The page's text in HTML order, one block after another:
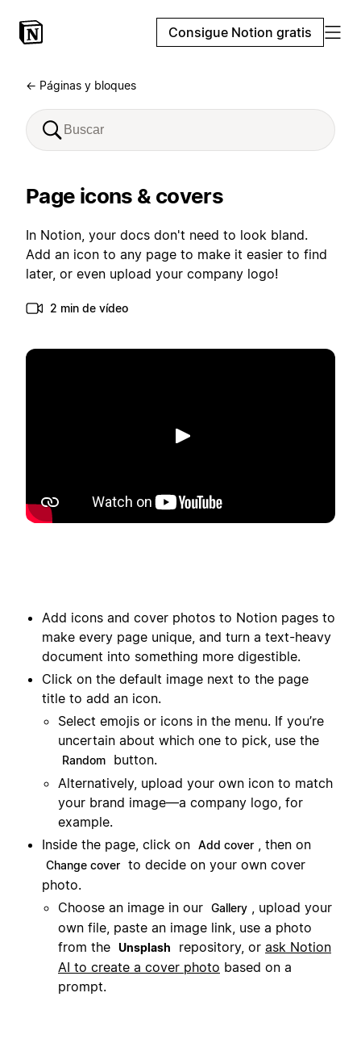
Consigue Notion gratis
← Páginas y bloques
Page icons & covers
In Notion, your docs don't need to look bland.
Add an icon to any page to make it easier to find
later, or even upload your company logo!
2 min de vídeo
Reproducir
Add icons and cover photos to Notion pages to
make every page unique, and turn a text-heavy
document into something more digestible.
Click on the default image next to the page
title to add an icon.
Select emojis or icons in the menu. If you’re
uncertain about which one to pick, use the
Random
button.
Alternatively, upload your own icon to match
your brand image—a company logo, for
example.
Inside the page, click on Add cover , then on
Change cover to decide on your own cover
photo.
Choose an image in our Gallery , upload your
own file, paste an image link, use a photo
from the Unsplash repository, or ask Notion
AI to create a cover photo based on a
prompt.